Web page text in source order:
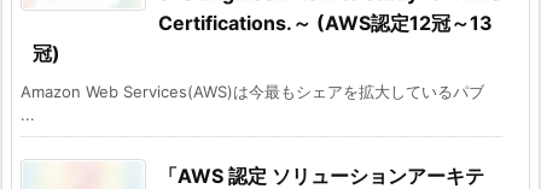
Certifications.～ (AWS認定12冠～13
冠)
Amazon Web Services(AWS)は今最もシェアを拡大しているパブ
...
「AWS 認定 ソリューションアーキテ